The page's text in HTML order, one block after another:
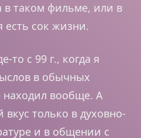
в таком фильме, или в
есть сок жизни.
то с 99 г., когда я
в обычных
находил вообще. А
только в духовно-
и в общении с